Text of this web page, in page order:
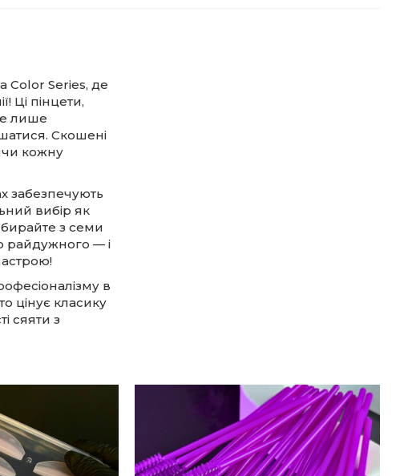
Color Series, де
Ці пінцети,
лише
Скошені
кожну
забезпечують
вибір як
з семи
райдужного — і
в
цінує класику
сяяти з